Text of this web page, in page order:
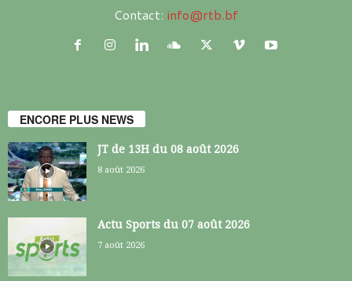
Contact: info@rtb.bf
ENCORE PLUS NEWS
JT de 13H du 08 août 2026
8 août 2026
Actu Sports du 07 août 2026
7 août 2026